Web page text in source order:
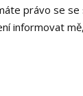
právo se
informovat